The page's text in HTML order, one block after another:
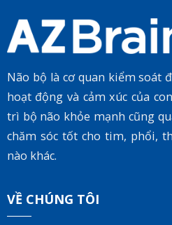
Não bộ là cơ quan kiểm soát
hoạt động và cảm xúc của
trì bộ não khỏe mạnh cũng
chăm sóc tốt cho tim, phổi,
nào khác.
VỀ CHÚNG TÔI